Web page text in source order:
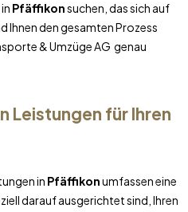
Pfäffikonsuchen, das sich auf
Ihnen den gesamten Prozess
& Umzüge AG genau
Leistungen für Ihren
in Pfäffikonumfassen eine
darauf ausgerichtet sind, Ihren